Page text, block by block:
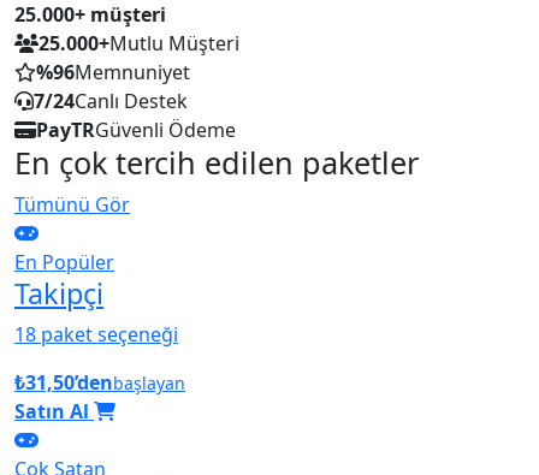
25.000+ müşteri
25.000+Mutlu Müşteri
%96Memnuniyet
7/24Canlı Destek
PayTRGüvenli Ödeme
En çok tercih edilen paketler
Tümünü Gör
En Popüler
Takipçi
18 paket seçeneği
₺31,50’denbaşlayan
Satın Al
Çok Satan